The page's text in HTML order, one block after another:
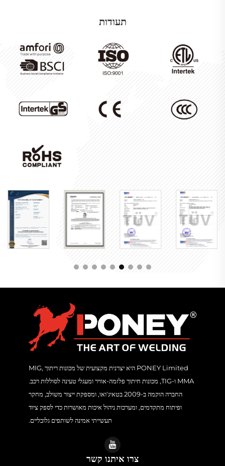
תעודות
PONEY Limited היא יצרנית מקצועית של מכונות ריתוך MIG,
MMA ו-TIG, מכונות חיתוך פלזמה-אוויר ומעגלי טעינה לסוללות רכב.
החברה הוקמה ב-2009 בטאיג'ואו, ומספקת ייצור משולב, מחקר
ופיתוח מתקדמים, ומערכות ניהול איכות מאושרות כדי לספק ציוד
תעשייתי אמינה לשותפים גלובליים.
צרו איתנו קשר